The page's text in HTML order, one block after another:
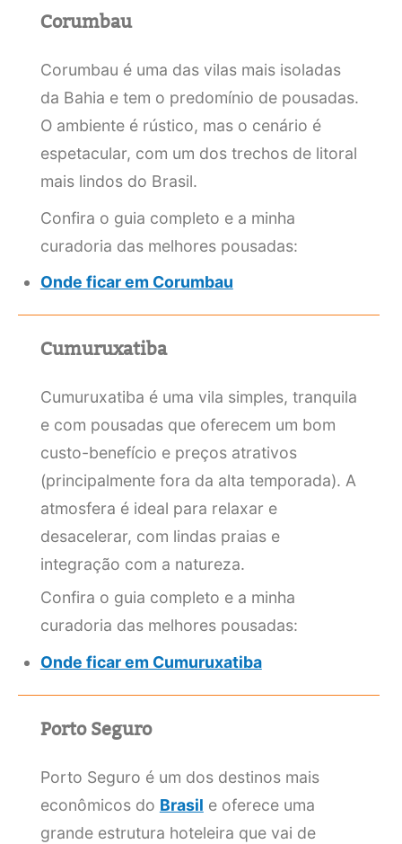
Corumbau
Corumbau é uma das vilas mais isoladas
da Bahia e tem o predomínio de pousadas.
O ambiente é rústico, mas o cenário é
espetacular, com um dos trechos de litoral
mais lindos do Brasil.
Confira o guia completo e a minha
curadoria das melhores pousadas:
Onde ficar em Corumbau
Cumuruxatiba
Cumuruxatiba é uma vila simples, tranquila
e com pousadas que oferecem um bom
custo-benefício e preços atrativos
(principalmente fora da alta temporada). A
atmosfera é ideal para relaxar e
desacelerar, com lindas praias e
integração com a natureza.
Confira o guia completo e a minha
curadoria das melhores pousadas:
Onde ficar em Cumuruxatiba
Porto Seguro
Porto Seguro é um dos destinos mais
econômicos do Brasil e oferece uma
grande estrutura hoteleira que vai de